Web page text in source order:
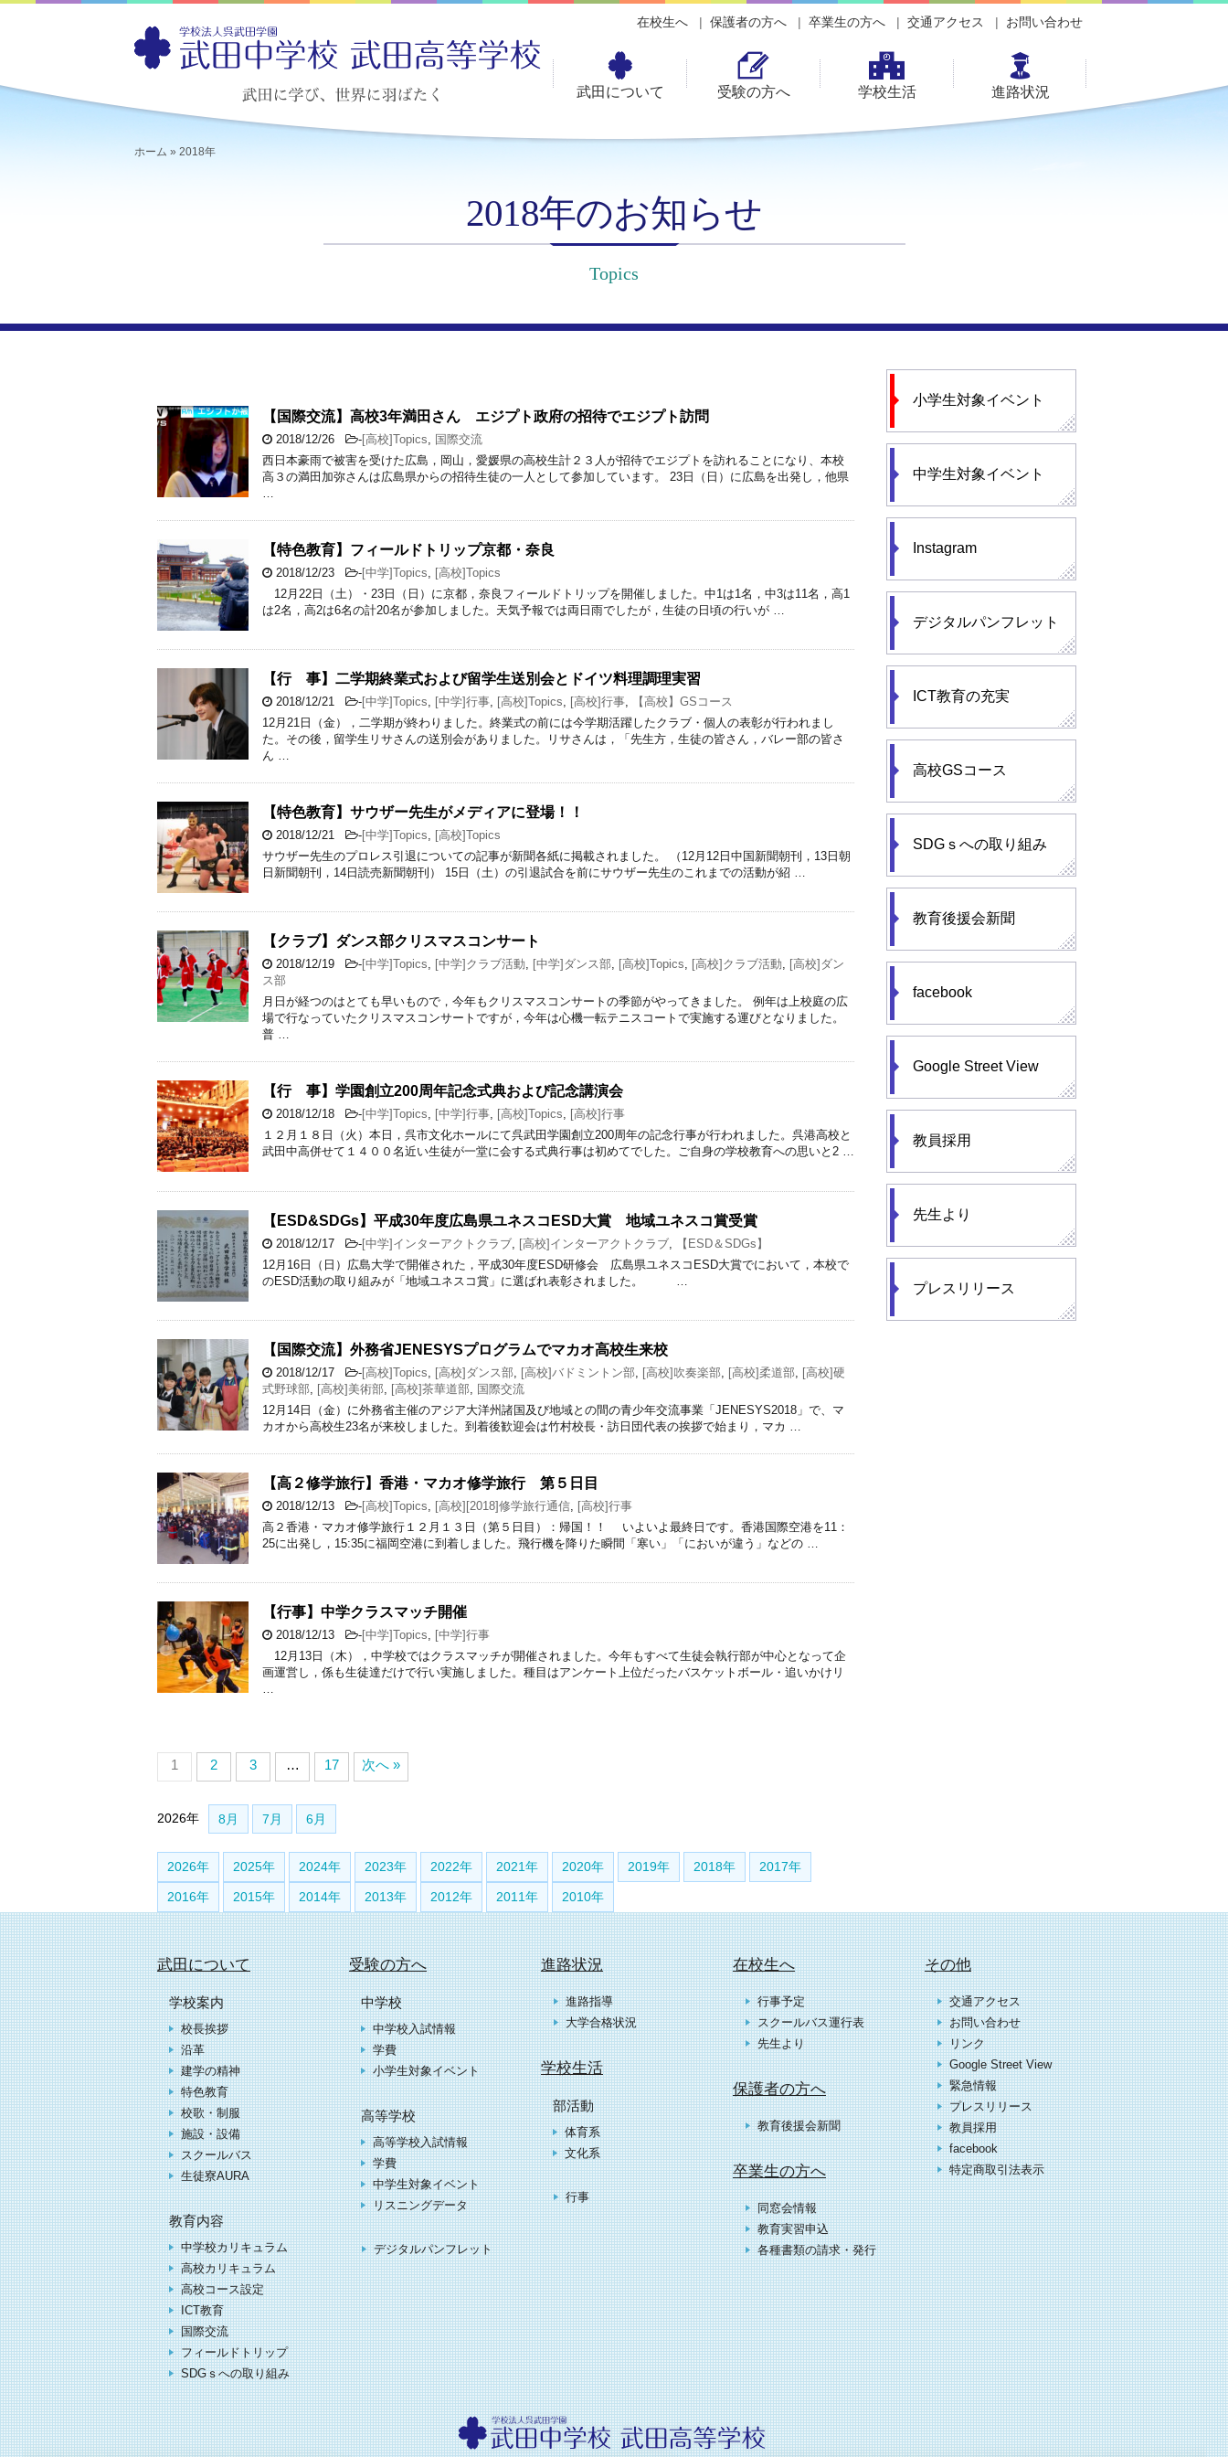
在校生へ 保護者の方へ 卒業生の方へ 交通アクセス お問い合わせ
武田について 受験の方へ 学校生活 進路状況
ホーム » 2018年
2018年のお知らせ
Topics
【国際交流】高校3年満田さん エジプト政府の招待でエジプト訪問
2018/12/26 -[高校]Topics, 国際交流
西日本豪雨で被害を受けた広島，岡山，愛媛県の高校生計２３人が招待でエジプトを訪れることになり、本校
高３の満田加弥さんは広島県からの招待生徒の一人として参加しています。 23日（日）に広島を出発し，他県
…
【特色教育】フィールドトリップ京都・奈良
2018/12/23 -[中学]Topics, [高校]Topics
12月22日（土）・23日（日）に京都，奈良フィールドトリップを開催しました。中1は1名，中3は11名，高1
は2名，高2は6名の計20名が参加しました。天気予報では両日雨でしたが，生徒の日頃の行いが …
【行 事】二学期終業式および留学生送別会とドイツ料理調理実習
2018/12/21 -[中学]Topics, [中学]行事, [高校]Topics, [高校]行事,
【高校】GSコース
12月21日（金），二学期が終わりました。終業式の前には今学期活躍したクラブ・個人の表彰が行われまし
た。その後，留学生リサさんの送別会がありました。リサさんは，「先生方，生徒の皆さん，バレー部の皆さ
ん …
【特色教育】サウザー先生がメディアに登場！！
2018/12/21 -[中学]Topics, [高校]Topics
サウザー先生のプロレス引退についての記事が新聞各紙に掲載されました。 （12月12日中国新聞朝刊，13日朝
日新聞朝刊，14日読売新聞朝刊） 15日（土）の引退試合を前にサウザー先生のこれまでの活動が紹 …
【クラブ】ダンス部クリスマスコンサート
2018/12/19 -[中学]Topics, [中学]クラブ活動, [中学]ダンス部, [高校]Topics, [高校]クラブ活動, [高校]ダン
ス部
月日が経つのはとても早いもので，今年もクリスマスコンサートの季節がやってきました。 例年は上校庭の広
場で行なっていたクリスマスコンサートですが，今年は心機一転テニスコートで実施する運びとなりました。
普 …
【行 事】学園創立200周年記念式典および記念講演会
2018/12/18 -[中学]Topics, [中学]行事, [高校]Topics, [高校]行事
１２月１８日（火）本日，呉市文化ホールにて呉武田学園創立200周年の記念行事が行われました。呉港高校と
武田中高併せて１４００名近い生徒が一堂に会する式典行事は初めてでした。ご自身の学校教育への思いと2 …
【ESD&SDGs】平成30年度広島県ユネスコESD大賞 地域ユネスコ賞受賞
2018/12/17 -[中学]インターアクトクラブ [高校]インターアクトクラブ
【ESD＆SDGs】
12月16日（日）広島大学で開催された，平成30年度ESD研修会 広島県ユネスコESD大賞でにおいて，本校で
のESD活動の取り組みが「地域ユネスコ賞」に選ばれ表彰されました。 …
【国際交流】外務省JENESYSプログラムでマカオ高校生来校
2018/12/17 -[高校]Topics [高校]ダンス部 [高校]バドミントン部 [高校]吹奏楽部 [高校]柔道部 [高校]硬
式野球部 [高校]美術部 [高校]茶華道部 国際交流
12月14日（金）に外務省主催のアジア大洋州諸国及び地域との間の青少年交流事業「JENESYS2018」で、マ
カオから高校生23名が来校しました。到着後歓迎会は竹村校長・訪日団代表の挨拶で始まり，マカ …
【高２修学旅行】香港・マカオ修学旅行 第５日目
2018/12/13 -[高校]Topics [高校][2018]修学旅行通信
[高校]行事
高２香港・マカオ修学旅行１２月１３日（第５日目）：帰国！！ いよいよ最終日です。香港国際空港を11：
25に出発し，15:35に福岡空港に到着しました。飛行機を降りた瞬間「寒い」「においが違う」などの …
【行事】中学クラスマッチ開催
2018/12/13 -[中学]Topics
[中学]行事
12月13日（木），中学校ではクラスマッチが開催されました。今年もすべて生徒会執行部が中心となって企
画運営し，係も生徒達だけで行い実施しました。種目はアンケート上位だったバスケットボール・追いかけリ
1 2 3 … 17 次へ »
2026年 8月 7月 6月
2026年 2025年 2024年 2023年 2022年 2021年 2020年 2019年 2018年 2017年
2016年 2015年 2014年 2013年 2012年 2011年 2010年
小学生対象イベント
中学生対象イベント
Instagram
デジタルパンフレット
ICT教育の充実
高校GSコース
SDGｓへの取り組み
教育後援会新聞
facebook
Google Street View
教員採用
先生より
プレスリリース
武田について
学校案内
校長挨拶
沿革
建学の精神
特色教育
校歌・制服
施設・設備
スクールバス
生徒寮AURA
教育内容
中学校カリキュラム
高校カリキュラム
高校コース設定
ICT教育
国際交流
フィールドトリップ
SDGｓへの取り組み
受験の方へ
中学校
中学校入試情報
学費
小学生対象イベント
高等学校
高等学校入試情報
学費
中学生対象イベント
リスニングデータ
デジタルパンフレット
進路状況
進路指導
大学合格状況
学校生活
部活動
体育系
文化系
行事
在校生へ
行事予定
スクールバス運行表
先生より
保護者の方へ
教育後援会新聞
卒業生の方へ
同窓会情報
教育実習申込
各種書類の請求・発行
その他
交通アクセス
お問い合わせ
リンク
Google Street View
緊急情報
プレスリリース
教員採用
facebook
特定商取引法表示